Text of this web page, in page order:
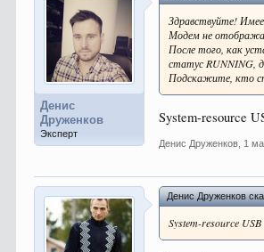
Денис
Друженков
Эксперт
Здравствуйте!
Модем не
После того, как
статус RUNNING,
Подскажите, кто
System-resource
Денис Друженков 1
Денис Друженков
System-resource USB